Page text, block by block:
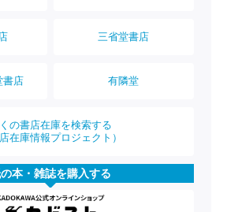
三省堂書店
書店 有隣堂
の書店在庫を検索する
店在庫情報プロジェクト）
本・雑誌を購入する